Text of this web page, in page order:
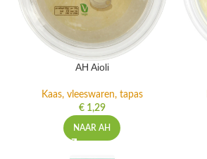
AH Aioli
Kaas, vleeswaren, tapas
€1,29
NAAR AH